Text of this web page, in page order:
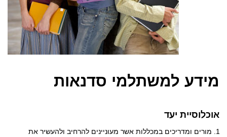
מידע למשתלמי סדנאות
אוכלוסיית יעד
מורים ומדריכים במכללות אשר מעוניינים להרחיב ולהעשיר את